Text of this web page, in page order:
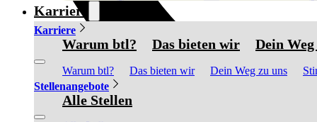
Karriere
Karriere
Warum btl? Das bieten wir Dein
Warum btl? Das bieten wir Dein Weg zu uns
Stellenangebote
Alle Stellen